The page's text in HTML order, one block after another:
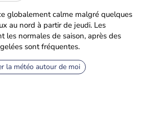
globalement calme malgré quelques
au nord à partir de jeudi. Les
les normales de saison, après des
sont fréquentes.
la météo autour de moi